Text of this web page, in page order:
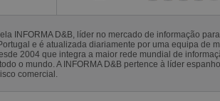
INFORMA D&B, líder no mercado de informação
e é atualizada diariamente por uma equipa de
2004 que integra a maior rede mundial de
o mundo. A INFORMA D&B pertence à líder
comercial.